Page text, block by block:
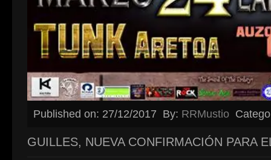
Published on: 27/12/2017 By: RRMustio
GUILLES, NUEVA CONFIRMACIÓN PARA